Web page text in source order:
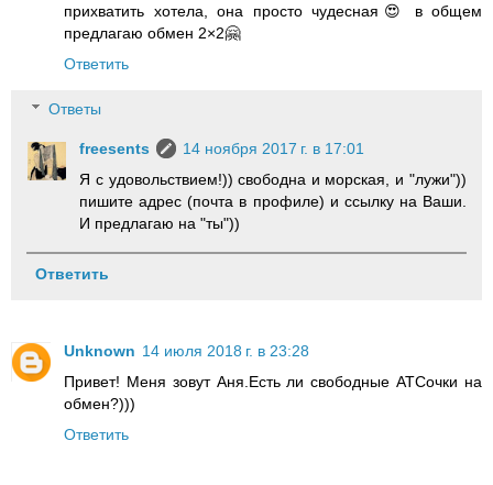
прихватить хотела, она просто чудесная😍 в общем
предлагаю обмен 2×2🤗
Ответить
Ответы
freesents
14 ноября 2017 г. в 17:01
Я с удовольствием!)) свободна и морская, и "лужи"))
пишите адрес (почта в профиле) и ссылку на Ваши.
И предлагаю на "ты"))
Ответить
Unknown 14 июля 2018 г. в 23:28
Привет! Меня зовут Аня.Есть ли свободные АТСочки на
обмен?)))
Ответить